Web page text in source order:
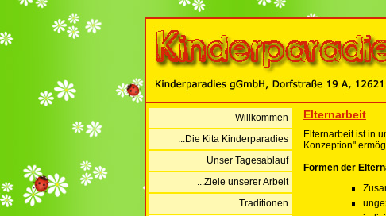
Willkommen
...Die Kita Kinderparadies
Unser Tagesablauf
...Ziele unserer Arbeit
Traditionen
Elternarbeit
Elternarbeit ist in
Konzeption"
Formen der